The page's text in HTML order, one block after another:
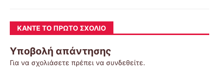
ΚΆΝΤΕ ΤΟ ΠΡΏΤΟ ΣΧΌΛΙΟ
Υποβολή απάντησης
Για να σχολιάσετε πρέπει να συνδεθείτε.